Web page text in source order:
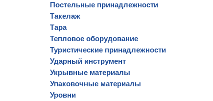
Постельные принадлежности
Такелаж
Тара
Тепловое оборудование
Туристические принадлежности
Ударный инструмент
Укрывные материалы
Упаковочные материалы
Уровни